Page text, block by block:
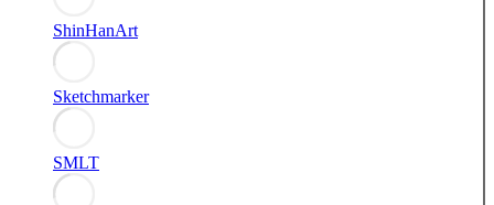
ShinHanArt
Sketchmarker
SMLT